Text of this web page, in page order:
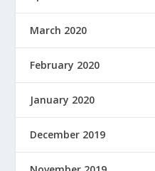
March 2020
February 2020
January 2020
December 2019